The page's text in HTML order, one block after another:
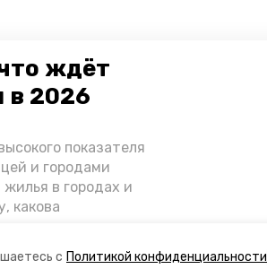
с Политикой конфиденциальности
ждёт
в 2026
показателя
и городами
в городах и
какова
прогнозы о